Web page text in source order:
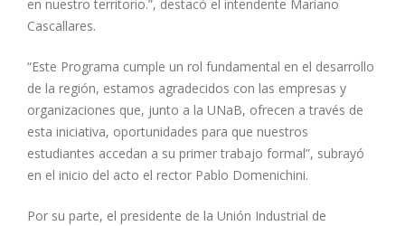
en nuestro territorio.”, destacó el intendente Mariano
Cascallares.
“Este Programa cumple un rol fundamental en el desarrollo
de la región, estamos agradecidos con las empresas y
organizaciones que, junto a la UNaB, ofrecen a través de
esta iniciativa, oportunidades para que nuestros
estudiantes accedan a su primer trabajo formal”, subrayó
en el inicio del acto el rector Pablo Domenichini.
Por su parte, el presidente de la Unión Industrial de